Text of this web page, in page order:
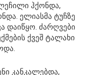
ჰქონდა,
ელიასმა ტუჩზე
დაიწყო. ძარღვები
ქვეშ ტალახი
კანკალებდა,